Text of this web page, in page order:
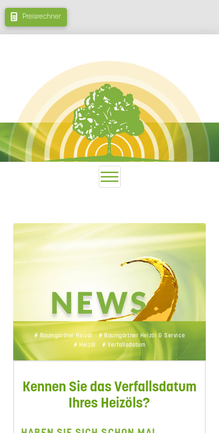
Preisrechner
# Baumgärtner Heizöl
# Baumgärtner Heizöl & Service
# Heizöl
# Verfallsdatum
Kennen Sie das Verfallsdatum
Ihres Heizöls?